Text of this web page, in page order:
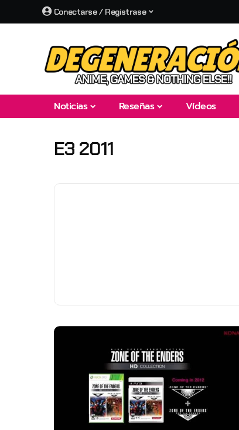
Conectarse / Registrase
Noticias Reseñas Vídeos
E3 2011